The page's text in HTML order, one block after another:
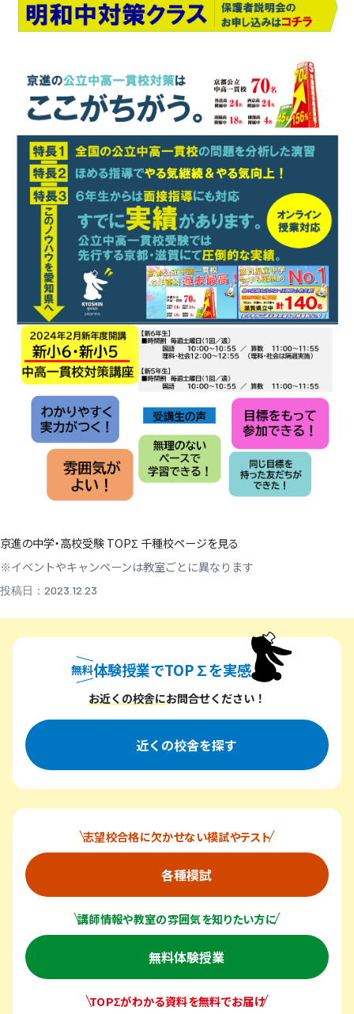
京進の中学・高校受験 TOPΣ 千種校ページを見る
※イベントやキャンペーンは教室ごとに異なります
投稿日：2023.12.23
無料体験授業でTOP∑を実感
無料体験授業でトップシグマを実感
お近くの校舎にお問合せください！
近くの校舎を探す
志望校合格に欠かせない模試やテスト
各種模試
講師情報や教室の雰囲気を知りたい方に
無料体験授業
TOPΣがわかる資料を無料でお届け